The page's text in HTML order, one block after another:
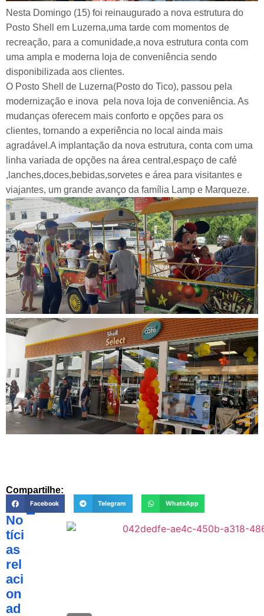
Nesta Domingo (15) foi reinaugurado a nova estrutura do
Posto Shell em Luzerna,uma tarde com momentos de
recreação, para a comunidade,a nova estrutura conta com
uma ampla e moderna loja de conveniência sendo
disponibilizada aos clientes.
O Posto Shell de Luzerna(Posto do Tico), passou pela
modernização e inova pela nova loja de conveniência. As
mudanças oferecem mais conforto e opções para os
clientes, tornando a experiência no local ainda mais
agradável.A implantação da nova estrutura, conta com uma
linha variada de opções na área central,espaço de café
,lanches,doces,bebidas,sorvetes e área para visitantes e
viajantes, um grande avanço da família Lamp e Marqueze.
Compartilhe:
Facebook Telegram WhatsApp
No
tíci
as
rel
aci
on
ad